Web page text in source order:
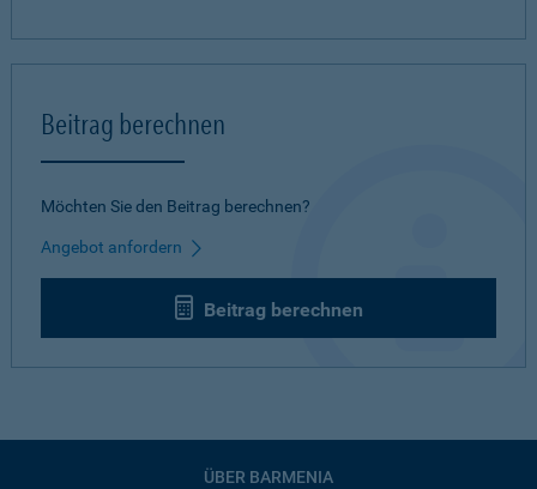
Beitrag berechnen
Möchten Sie den Beitrag berechnen?
Angebot anfordern
Beitrag berechnen
ÜBER BARMENIA